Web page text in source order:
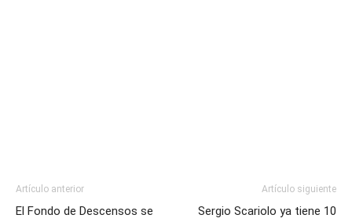
Artículo anterior
El Fondo de Descensos se
Artículo siguiente
Sergio Scariolo ya tiene 10